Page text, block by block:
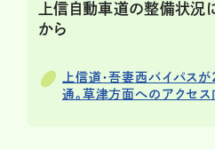
上信自動車道の整備状況
から
上信道・吾妻西バイパス
通。草津方面へのアクセ